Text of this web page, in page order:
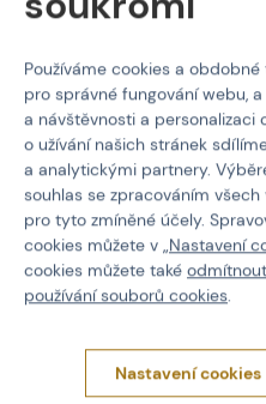
MIL-TEC
Klobouk do džungle US
typ - Woodland
Kód: M-506046
230 Kč
1 varianta skladem
Používáme cookies a
pro správné fungování webu,
a návštěvnosti a personalizaci
o užívání našich stránek
a analytickými partnery.
souhlas se zpracováním
pro tyto zmíněné účely.
cookies můžete v „Nastavení
cookies můžete také odmítnout
používání souborů cookies.
Nastavení cookies